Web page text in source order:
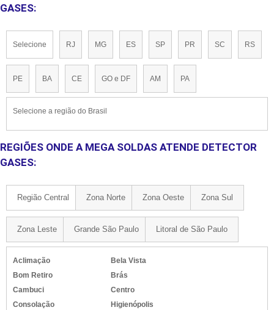
GASES:
Selecione RJ MG ES SP PR SC RS
PE BA CE GO e DF AM PA
Selecione a região do Brasil
REGIÕES ONDE A MEGA SOLDAS ATENDE DETECTOR
GASES:
Região Central Zona Norte Zona Oeste Zona Sul
Zona Leste Grande São Paulo Litoral de São Paulo
Aclimação
Bela Vista
Bom Retiro
Brás
Cambuci
Centro
Consolação
Higienópolis